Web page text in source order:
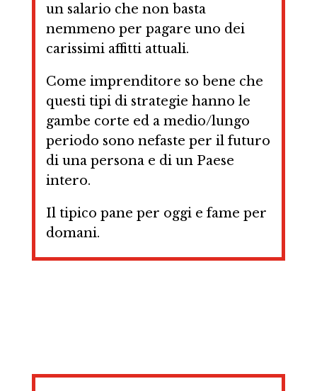
un salario che non basta
nemmeno per pagare uno dei
carissimi affitti attuali.
Come imprenditore so bene che
questi tipi di strategie hanno le
gambe corte ed a medio/lungo
periodo sono nefaste per il futuro
di una persona e di un Paese
intero.
Il tipico pane per oggi e fame per
domani.